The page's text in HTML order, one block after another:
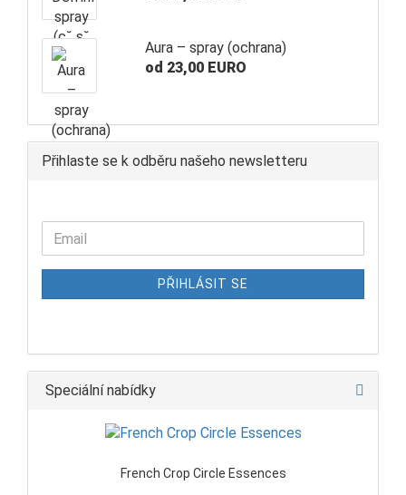
Aura – spray (ochrana)
od 23,00 EURO
Přihlaste se k odběru našeho newsletteru
PŘIHLÁSIT SE
Speciální nabídky
French Crop Circle Essences